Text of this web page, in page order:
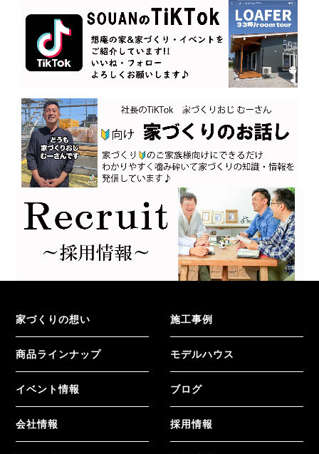
家づくりの想い 施工事例
商品ラインナップ モデルハウス
イベント情報 ブログ
会社情報 採用情報